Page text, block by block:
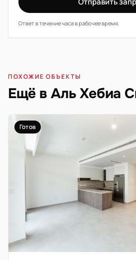
Ответ в течение часа в рабочее время.
ПОХОЖИЕ ОБЪЕКТЫ
Ещё в Аль Хебиа
Готов